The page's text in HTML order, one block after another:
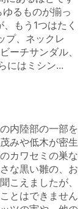
ゆるものが揃っ
もう1つはたく
プ、ネックレ
ーチサンダル、
にはミシン...
内陸部の一部を
みや低木が密生
カワセミの巣な
な黒い雛の、お
こえましたが、
とはできません